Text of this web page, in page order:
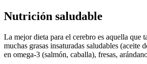
Nutrición saludable
La mejor dieta para el cerebro es aquella que
muchas grasas insaturadas saludables
en omega-3 (salmón, caballa), fresas,